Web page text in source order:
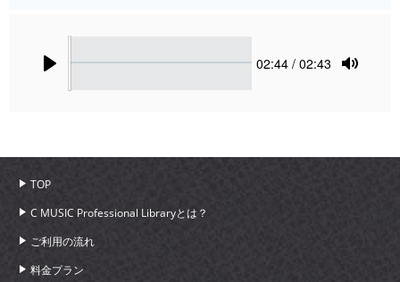
Current
02:44 / 02:43
TOP
C MUSIC Professional Libraryとは？
ご利用の流れ
料金プラン